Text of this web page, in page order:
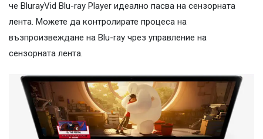
че BlurayVid Blu-ray Player идеално пасва на сензорната
лента. Можете да контролирате процеса на
възпроизвеждане на Blu-ray чрез управление на
сензорната лента.